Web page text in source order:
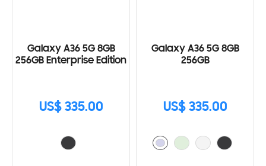
Galaxy A36 5G 8GB
256GB Enterprise Edition
US$ 335.00
Galaxy A36 5G 8GB
256GB
US$ 335.00